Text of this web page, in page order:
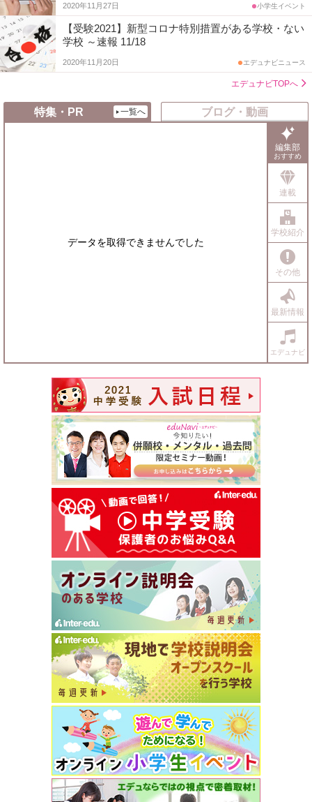
2020年11月27日 小学生イベント
【受験2021】新型コロナ特別措置がある学校・ない
学校 ～速報 11/18
2020年11月20日 エデュナビニュース
エデュナビTOPへ
特集・PR 一覧へ ブログ・動画
編集部
おすすめ
連載
学校紹介
その他
最新情報
エデュナビ
データを取得できませんでした